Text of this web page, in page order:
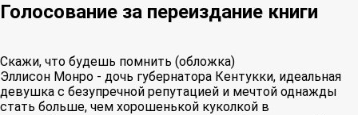
Голосование за переиздание книги
Скажи, что будешь помнить (обложка)
Эллисон Монро - дочь губернатора Кентукки, идеальная
девушка с безупречной репутацией и мечтой однажды
стать больше, чем хорошенькой куколкой в